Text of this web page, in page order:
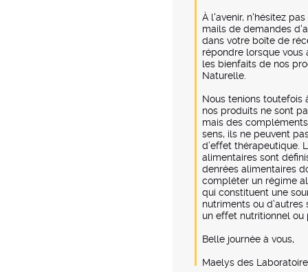
À l'avenir, n'hésitez
mails de demandes
dans votre boîte de
répondre lorsque vous
les bienfaits de nos
Naturelle.
Nous tenions toutefois
nos produits ne sont
mais des
sens, ils ne peuvent
d’effet thérapeutique.
alimentaires sont
denrées alimentaires
compléter un régime
qui constituent une
nutriments ou
un effet nutritionnel
Belle journée à vous,
Maelys des